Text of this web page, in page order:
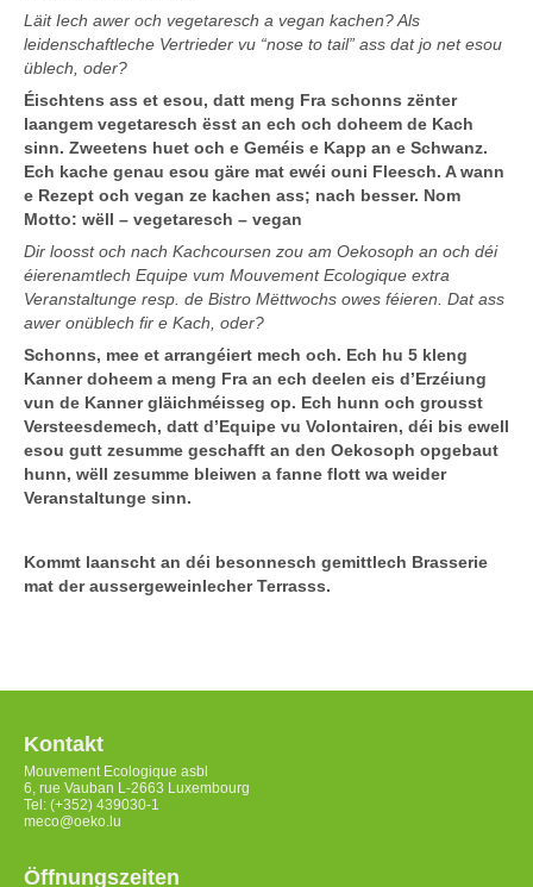
Läit Iech awer och vegetaresch a vegan kachen? Als
leidenschaftleche Vertrieder vu “nose to tail” ass dat jo net esou
üblech, oder?
Éischtens ass et esou, datt meng Fra schonns zënter
laangem vegetaresch ësst an ech och doheem de Kach
sinn. Zweetens huet och e Geméis e Kapp an e Schwanz.
Ech kache genau esou gäre mat ewéi ouni Fleesch. A wann
e Rezept och vegan ze kachen ass; nach besser. Nom
Motto: wëll – vegetaresch – vegan
Dir loosst och nach Kachcoursen zou am Oekosoph an och déi
éierenamtlech Equipe vum Mouvement Ecologique extra
Veranstaltunge resp. de Bistro Mëttwochs owes féieren. Dat ass
awer onüblech fir e Kach, oder?
Schonns, mee et arrangéiert mech och. Ech hu 5 kleng
Kanner doheem a meng Fra an ech deelen eis d’Erzéiung
vun de Kanner gläichméisseg op. Ech hunn och grousst
Versteesdemech, datt d’Equipe vu Volontairen, déi bis ewell
esou gutt zesumme geschafft an den Oekosoph opgebaut
hunn, wëll zesumme bleiwen a fanne flott wa weider
Veranstaltunge sinn.
Kommt laanscht an déi besonnesch gemittlech Brasserie
mat der aussergeweinlecher Terrasss.
Kontakt
Mouvement Ecologique asbl
6, rue Vauban L-2663 Luxembourg
Tel: (+352) 439030-1
meco@oeko.lu
Öffnungszeiten